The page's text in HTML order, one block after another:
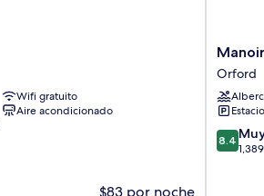
Wifi gratuito
Aire acondicionado
$83 por noche
Manoir
Des
Sables,
an
Ascend
Hotel
Orford
8.4
de
8.4